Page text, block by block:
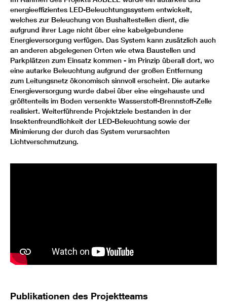
energieeffizientes LED-Beleuchtungssystem entwickelt,
welches zur Beleuchung von Bushaltestellen dient, die
aufgrund ihrer Lage nicht über eine kabelgebundene
Energieversorgung verfügen. Das System kann zusätzlich auch
an anderen abgelegenen Orten wie etwa Baustellen und
Parkplätzen zum Einsatz kommen - im Prinzip überall dort, wo
eine autarke Beleuchtung aufgrund der großen Entfernung
zum Leitungsnetz ökonomisch sinnvoll erscheint. Die autarke
Energieversorgung wurde dabei über eine eingehauste und
größtenteils im Boden versenkte Wasserstoff-Brennstoff-Zelle
realisiert. Weiterführende Projektziele bestanden in der
Insektenfreundlichkeit der LED-Beleuchtung sowie der
Minimierung der durch das System verursachten
Lichtverschmutzung.
Publikationen des Projektteams